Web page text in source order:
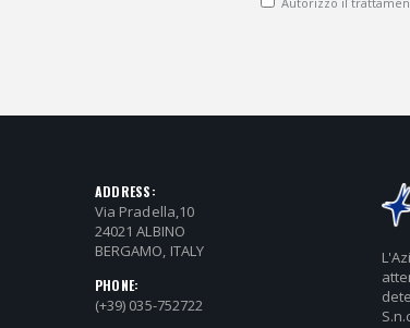
ADDRESS:
Via Pradella,10
24021 ALBINO
BERGAMO, ITALY
PHONE:
(+39) 035-752722